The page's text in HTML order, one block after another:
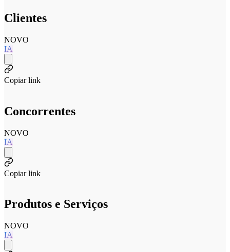
Clientes
NOVO
IA
Copiar link
Concorrentes
NOVO
IA
Copiar link
Produtos e Serviços
NOVO
IA